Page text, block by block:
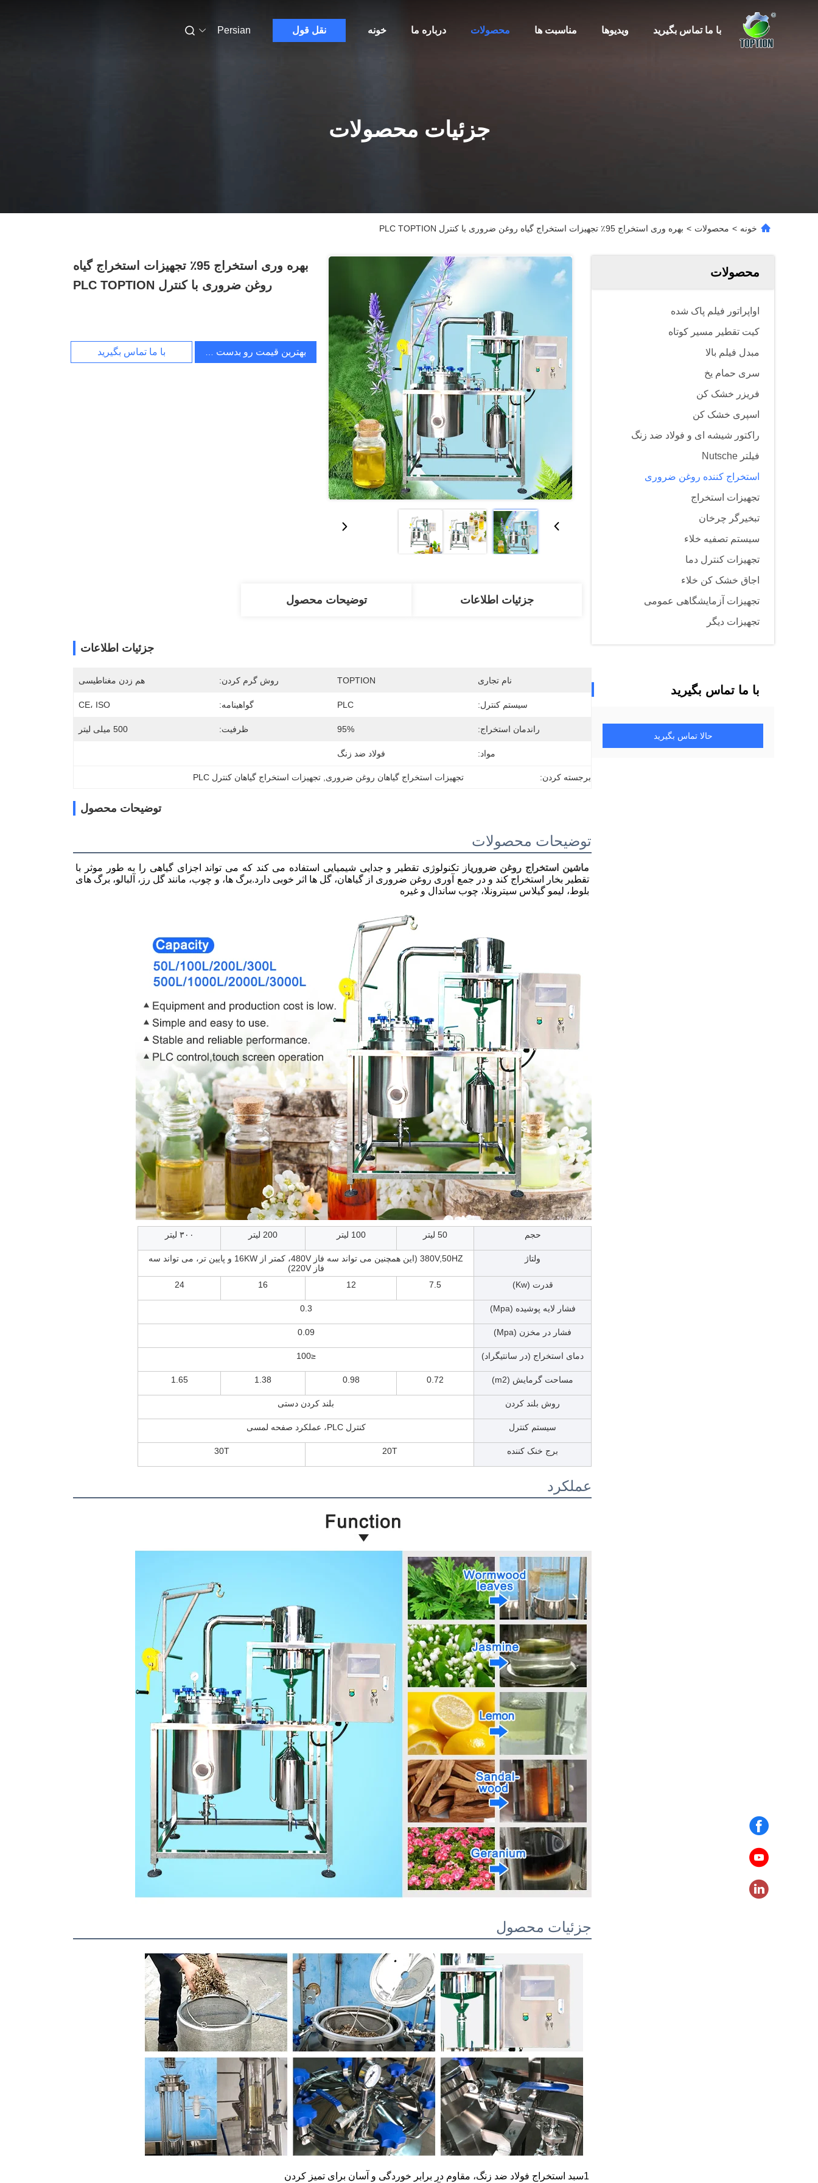
خونه درباره ما محصولات مناسبت ها ویدیوها با ما تماس بگیرید نقل قول Persian
جزئیات محصولات
خونه > محصولات > بهره وری استخراج 95٪ تجهیزات استخراج گیاه روغن ضروری با کنترل PLC TOPTION
محصولات
اواپراتور فیلم پاک شده
کیت تقطیر مسیر کوتاه
مبدل فیلم بالا
سری حمام یخ
فریزر خشک کن
اسپری خشک کن
راکتور شیشه ای و فولاد ضد زنگ
فیلتر Nutsche
استخراج کننده روغن ضروری
تجهیزات استخراج
تبخیرگر چرخان
سیستم تصفیه خلاء
تجهیزات کنترل دما
اجاق خشک کن خلاء
تجهیزات آزمایشگاهی عمومی
تجهیزات دیگر
با ما تماس بگیرید
حالا تماس بگیرید
بهره وری استخراج 95٪ تجهیزات استخراج گیاه
روغن ضروری با کنترل PLC TOPTION
بهترین قیمت رو بدست بیار با ما تماس بگیرید
جزئیات اطلاعات توضیحات محصول
جزئیات اطلاعات
نام تجاری TOPTION روش گرم کردن: هم زدن مغناطیسی
سیستم کنترل: PLC گواهینامه: CE، ISO
راندمان استخراج: 95% ظرفیت: 500 میلی لیتر
مواد: فولاد ضد زنگ
برجسته کردن: تجهیزات استخراج گیاهان روغن ضروری , تجهیزات استخراج گیاهان کنترل PLC
توضیحات محصول
توضیحات محصولات
ماشین استخراج روغن ضروریاز تکنولوژی تقطیر و جدایی شیمیایی استفاده می کند که می تواند اجزای گیاهی را به طور موثر با
تقطیر بخار استخراج کند و در جمع آوری روغن ضروری از گیاهان، گل ها اثر خوبی دارد.برگ ها، و چوب، مانند گل رز، آلبالو، برگ های
بلوط، لیمو گیلاس سیترونلا، چوب ساندال و غیره
حجم 50 لیتر 100 لیتر 200 لیتر ۳۰۰ لیتر
ولتاژ
380V,50HZ (این همچنین می تواند سه فاز 480V، کمتر از 16KW و پایین تر، می تواند سه
فاز 220V)
قدرت (Kw)
7.5
12
16
24
فشار لایه پوشیده (Mpa) 0.3
فشار در مخزن (Mpa) 0.09
دمای استخراج (در سانتیگراد) ≤100
مساحت گرمایش (m2) 0.72
0.98
1.38
1.65
روش بلند کردن بلند کردن دستی
سیستم کنترل کنترل PLC، عملکرد صفحه لمسی
برج خنک کننده 20T
30T
عملکرد
جزئیات محصول
1سبد استخراج فولاد ضد زنگ، مقاوم در برابر خوردگی و آسان برای تمیز کردن